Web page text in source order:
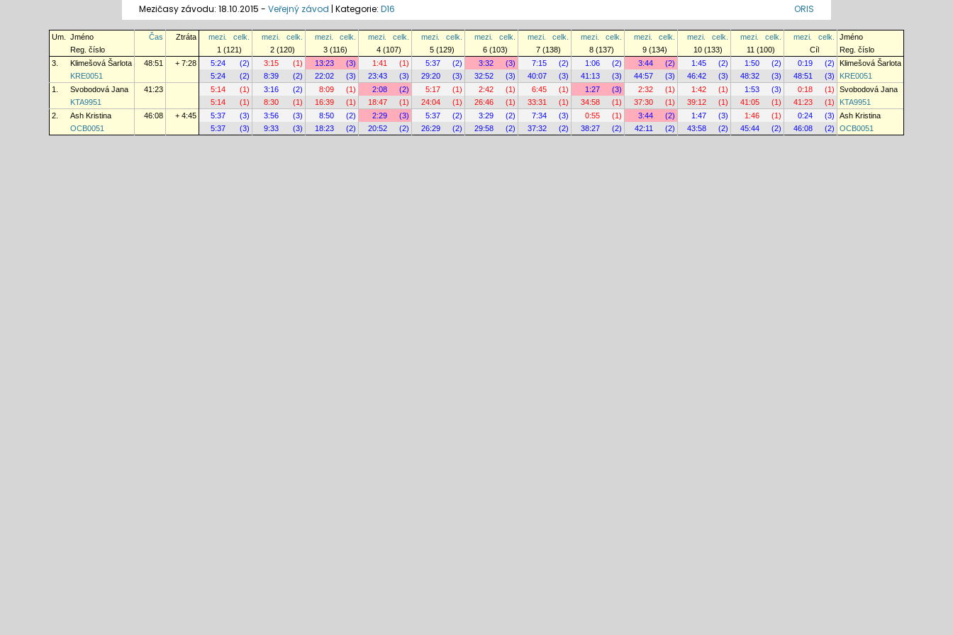
Mezičasy závodu: 18.10.2015 - Veřejný závod | Kategorie: D16 ORIS
Um. Jméno Čas Ztráta mezi. celk. mezi. celk. mezi. celk. mezi. celk. mezi. celk. mezi. celk. mezi. celk. mezi. celk. mezi. celk. mezi. celk. mezi. celk. mezi. celk.
Jméno
Reg. číslo
1 (121) 2 (120) 3 (116) 4 (107) 5 (129) 6 (103) 7 (138) 8 (137) 9 (134) 10 (133) 11 (100) Cíl
Reg. číslo
3.
Klimešová Šarlota 48:51 + 7:28 5:24 (2) 3:15 (1) 13:23 (3) 1:41 (1) 5:37 (2) 3:32 (3) 7:15 (2) 1:06 (2) 3:44 (2) 1:45 (2) 1:50 (2) 0:19 (2)
Klimešová Šarlota
KRE0051
5:24 (2) 8:39 (2) 22:02 (3) 23:43 (3) 29:20 (3) 32:52 (3) 40:07 (3) 41:13 (3) 44:57 (3) 46:42 (3) 48:32 (3) 48:51 (3)
KRE0051
1.
Svobodová Jana 41:23 5:14 (1) 3:16 (2) 8:09 (1) 2:08 (2) 5:17 (1) 2:42 (1) 6:45 (1) 1:27 (3) 2:32 (1) 1:42 (1) 1:53 (3) 0:18 (1)
Svobodová Jana
KTA9951
5:14 (1) 8:30 (1) 16:39 (1) 18:47 (1) 24:04 (1) 26:46 (1) 33:31 (1) 34:58 (1) 37:30 (1) 39:12 (1) 41:05 (1) 41:23 (1)
KTA9951
2.
Ash Kristina 46:08 + 4:45 5:37 (3) 3:56 (3) 8:50 (2) 2:29 (3) 5:37 (2) 3:29 (2) 7:34 (3) 0:55 (1) 3:44 (2) 1:47 (3) 1:46 (1) 0:24 (3)
Ash Kristina
OCB0051
5:37 (3) 9:33 (3) 18:23 (2) 20:52 (2) 26:29 (2) 29:58 (2) 37:32 (2) 38:27 (2) 42:11 (2) 43:58 (2) 45:44 (2) 46:08 (2) OCB0051